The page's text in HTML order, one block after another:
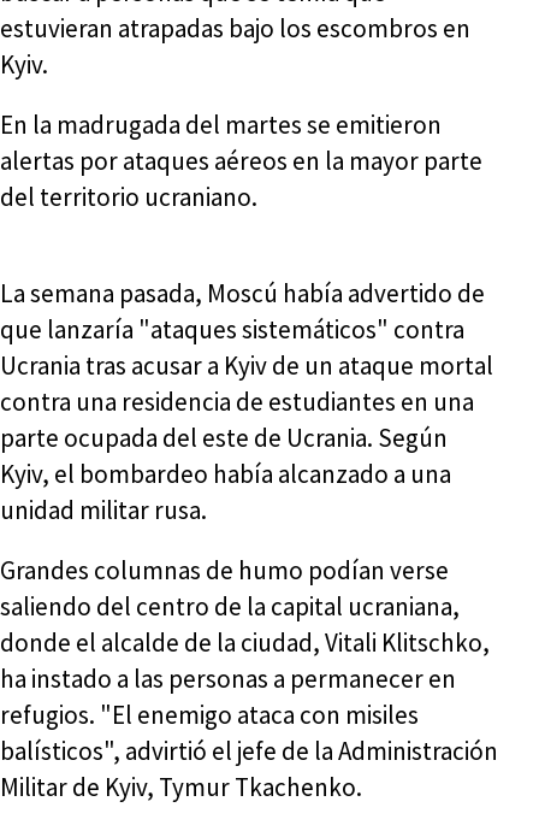
estuvieran atrapadas bajo los escombros en
Kyiv.
En la madrugada del martes se emitieron
alertas por ataques aéreos en la mayor parte
del territorio ucraniano.
La semana pasada, Moscú había advertido de
que lanzaría "ataques sistemáticos" contra
Ucrania tras acusar a Kyiv de un ataque mortal
contra una residencia de estudiantes en una
parte ocupada del este de Ucrania. Según
Kyiv, el bombardeo había alcanzado a una
unidad militar rusa.
Grandes columnas de humo podían verse
saliendo del centro de la capital ucraniana,
donde el alcalde de la ciudad, Vitali Klitschko,
ha instado a las personas a permanecer en
refugios. "El enemigo ataca con misiles
balísticos", advirtió el jefe de la Administración
Militar de Kyiv, Tymur Tkachenko.